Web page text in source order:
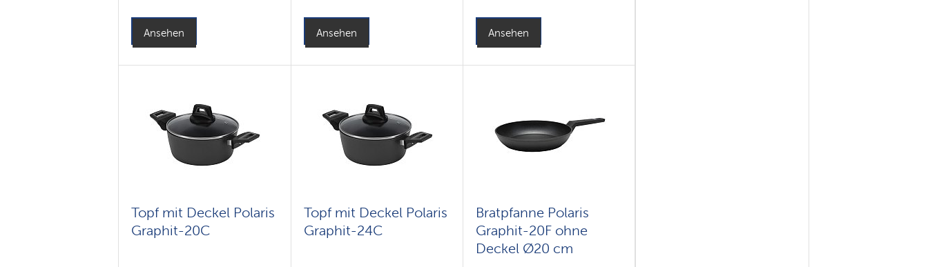
Ansehen Ansehen Ansehen
Topf mit Deckel Polaris
Graphit-20C
Topf mit Deckel Polaris
Graphit-24C
Bratpfanne Polaris
Graphit-20F ohne
Deckel Ø20 cm